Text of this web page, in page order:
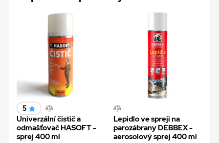
5
Univerzální čistič a
odmašťovač HASOFT -
sprej 400 ml
Lepidlo ve spreji na
parozábrany DEBBEX -
aerosolový sprej 400 ml